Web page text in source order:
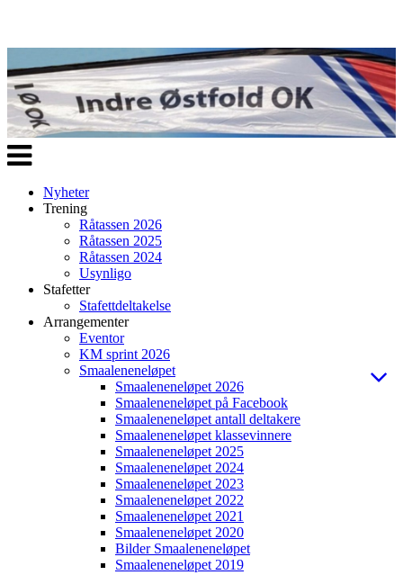
Veksle
navigasjon
Nyheter
Trening
Råtassen 2026
Råtassen 2025
Råtassen 2024
Usynligo
Stafetter
Stafettdeltakelse
Arrangementer
Eventor
KM sprint 2026
Smaaleneneløpet
Smaaleneneløpet 2026
Smaaleneneløpet på Facebook
Smaaleneneløpet antall deltakere
Smaaleneneløpet klassevinnere
Smaaleneneløpet 2025
Smaaleneneløpet 2024
Smaaleneneløpet 2023
Smaaleneneløpet 2022
Smaaleneneløpet 2021
Smaaleneneløpet 2020
Bilder Smaaleneneløpet
Smaaleneneløpet 2019